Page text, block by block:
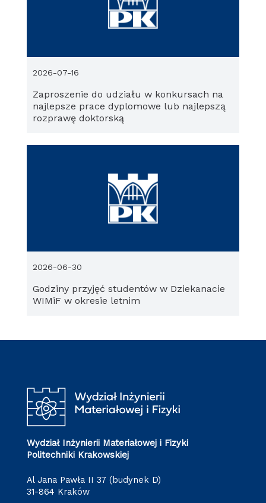
Zaproszenie do udziału w konkursach na
najlepsze prace dyplomowe lub najlepszą
rozprawę doktorską
2026-07-16
Godziny przyjęć studentów w Dziekanacie
WIMiF w okresie letnim
2026-06-30
Wydział Inżynierii Materiałowej i Fizyki
Politechniki Krakowskiej
Al Jana Pawła II 37 (budynek D)
31-864 Kraków